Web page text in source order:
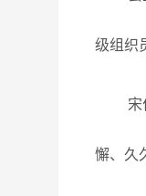
级组织
宋
懈、久